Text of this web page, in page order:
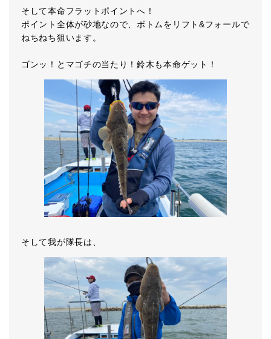
そして本命フラットポイントへ！
ポイント全体が砂地なので、ボトムをリフト&フォールで
ねちねち狙います。
ゴンッ！とマゴチの当たり！鈴木も本命ゲット！
そして我が隊長は、